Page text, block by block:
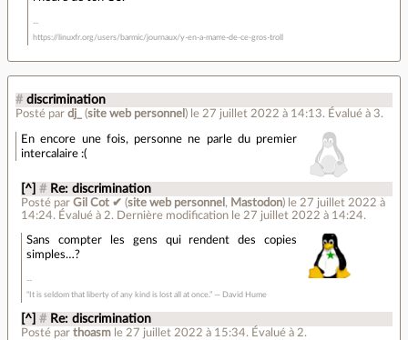
https://linuxfr.org/users/barmic/journaux/y-en-a-marre-de-ce-gros-troll
# discrimination
Posté par dj_ (site web personnel ) le 27 juillet 2022 à 14:13. Évalué à 3.
En encore une fois, personne ne parle du premier
intercalaire :(
[^] # Re: discrimination
Posté parGil Cot ✔ (site web personnel , Mastodon) le 27 juillet 2022 à
14:24. Évalué à 2. Dernière modification le 27 juillet 2022 à 14:24.
Sans compter les gens qui rendent des copies
simples…?
“It is seldom that liberty of any kind is lost all at once.” ― David Hume
[^] # Re: discrimination
Posté parthoasm le 27 juillet 2022 à 15:34. Évalué à 2.